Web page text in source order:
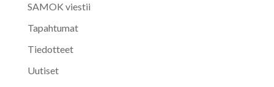
SAMOK viestii
Tapahtumat
Tiedotteet
Uutiset